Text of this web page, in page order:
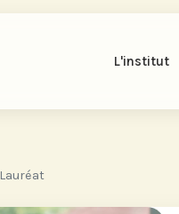
L'institut
Lauréat